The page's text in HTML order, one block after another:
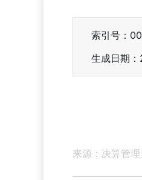
索引号：
生成日期
来源：决算管理